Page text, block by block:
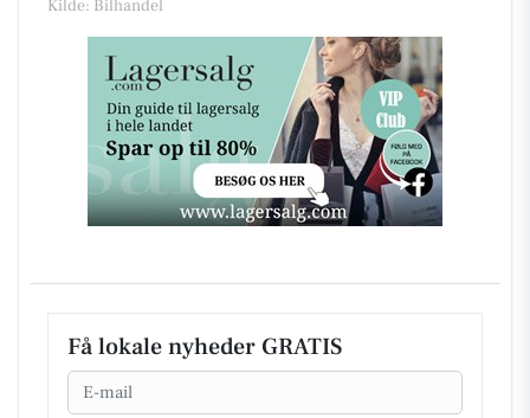
Kilde: Bilhandel
Få lokale nyheder GRATIS
Email